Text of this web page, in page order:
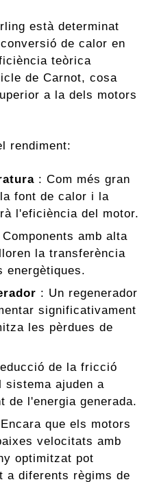
està determinat
de calor en
teòrica
de Carnot, cosa
a la dels motors
rendiment:
: Com més gran
font de calor i la
l'eficiència del motor.
Components amb alta
la transferència
energètiques.
: Un regenerador
significativament
les pèrdues de
de la fricció
sistema ajuden a
de l'energia generada.
Encara que els motors
velocitats amb
optimitzat pot
a diferents règims de